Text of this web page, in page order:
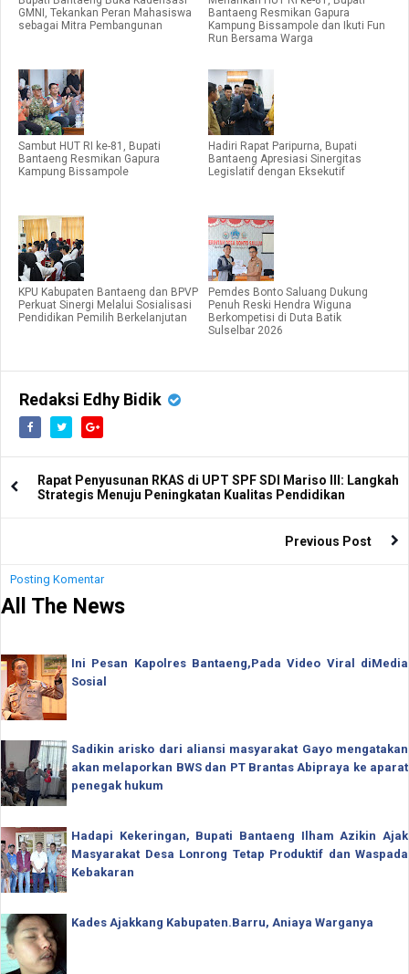
GMNI, Tekankan Peran Mahasiswa
sebagai Mitra Pembangunan
Bantaeng Resmikan Gapura
Kampung Bissampole dan Ikuti Fun
Run Bersama Warga
Sambut HUT RI ke-81, Bupati
Bantaeng Resmikan Gapura
Kampung Bissampole
Hadiri Rapat Paripurna, Bupati
Bantaeng Apresiasi Sinergitas
Legislatif dengan Eksekutif
KPU Kabupaten Bantaeng dan BPVP
Perkuat Sinergi Melalui Sosialisasi
Pendidikan Pemilih Berkelanjutan
Pemdes Bonto Saluang Dukung
Penuh Reski Hendra Wiguna
Berkompetisi di Duta Batik
Sulselbar 2026
Redaksi Edhy Bidik
Rapat Penyusunan RKAS di UPT SPF SDI Mariso III: Langkah
Strategis Menuju Peningkatan Kualitas Pendidikan
Previous Post
Posting Komentar
All The News
Ini Pesan Kapolres Bantaeng,Pada Video Viral diMedia
Sosial
Sadikin arisko dari aliansi masyarakat Gayo mengatakan
akan melaporkan BWS dan PT Brantas Abipraya ke aparat
penegak hukum
Hadapi Kekeringan, Bupati Bantaeng Ilham Azikin Ajak
Masyarakat Desa Lonrong Tetap Produktif dan Waspada
Kebakaran
Kades Ajakkang Kabupaten.Barru, Aniaya Warganya